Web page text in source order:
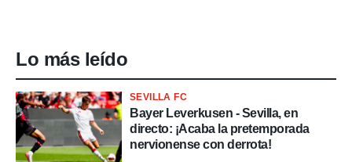
Lo más leído
SEVILLA FC
Bayer Leverkusen - Sevilla, en
directo: ¡Acaba la pretemporada
nervionense con derrota!